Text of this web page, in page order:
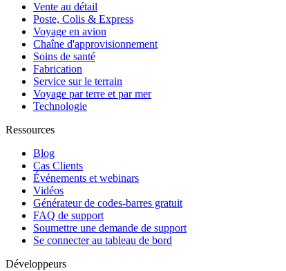
Vente au détail
Poste, Colis & Express
Voyage en avion
Chaîne d'approvisionnement
Soins de santé
Fabrication
Service sur le terrain
Voyage par terre et par mer
Technologie
Ressources
Blog
Cas Clients
Événements et webinars
Vidéos
Générateur de codes-barres gratuit
FAQ de support
Soumettre une demande de support
Se connecter au tableau de bord
Développeurs